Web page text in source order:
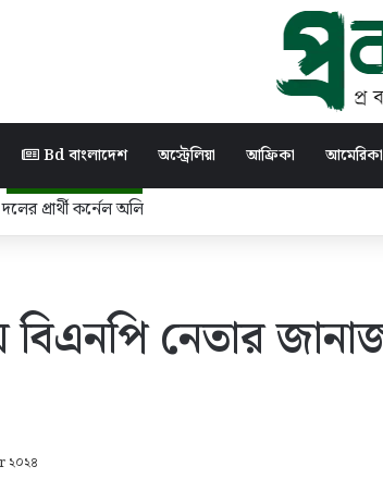
Bd বাংলাদেশ অস্ট্রেলিয়া আফ্রিকা আমেরিকা
১১ দলীয় জোট মনোনীত প্রার্থী কর্নেল (অব.) অলি
বিএনপি নেতার
২০২৪